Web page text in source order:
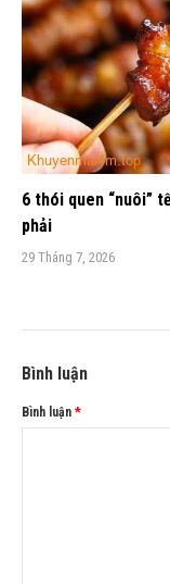
6 thói quen “nuôi”
phải
29 Tháng 7, 2026
Bình luận
Bình luận *